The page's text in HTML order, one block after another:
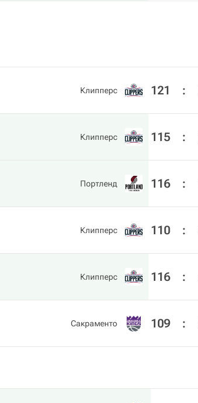
Клипперс 121 :
Клипперс 115 :
Портленд 116 :
Клипперс 110 :
Клипперс 116 :
Сакраменто 109 :